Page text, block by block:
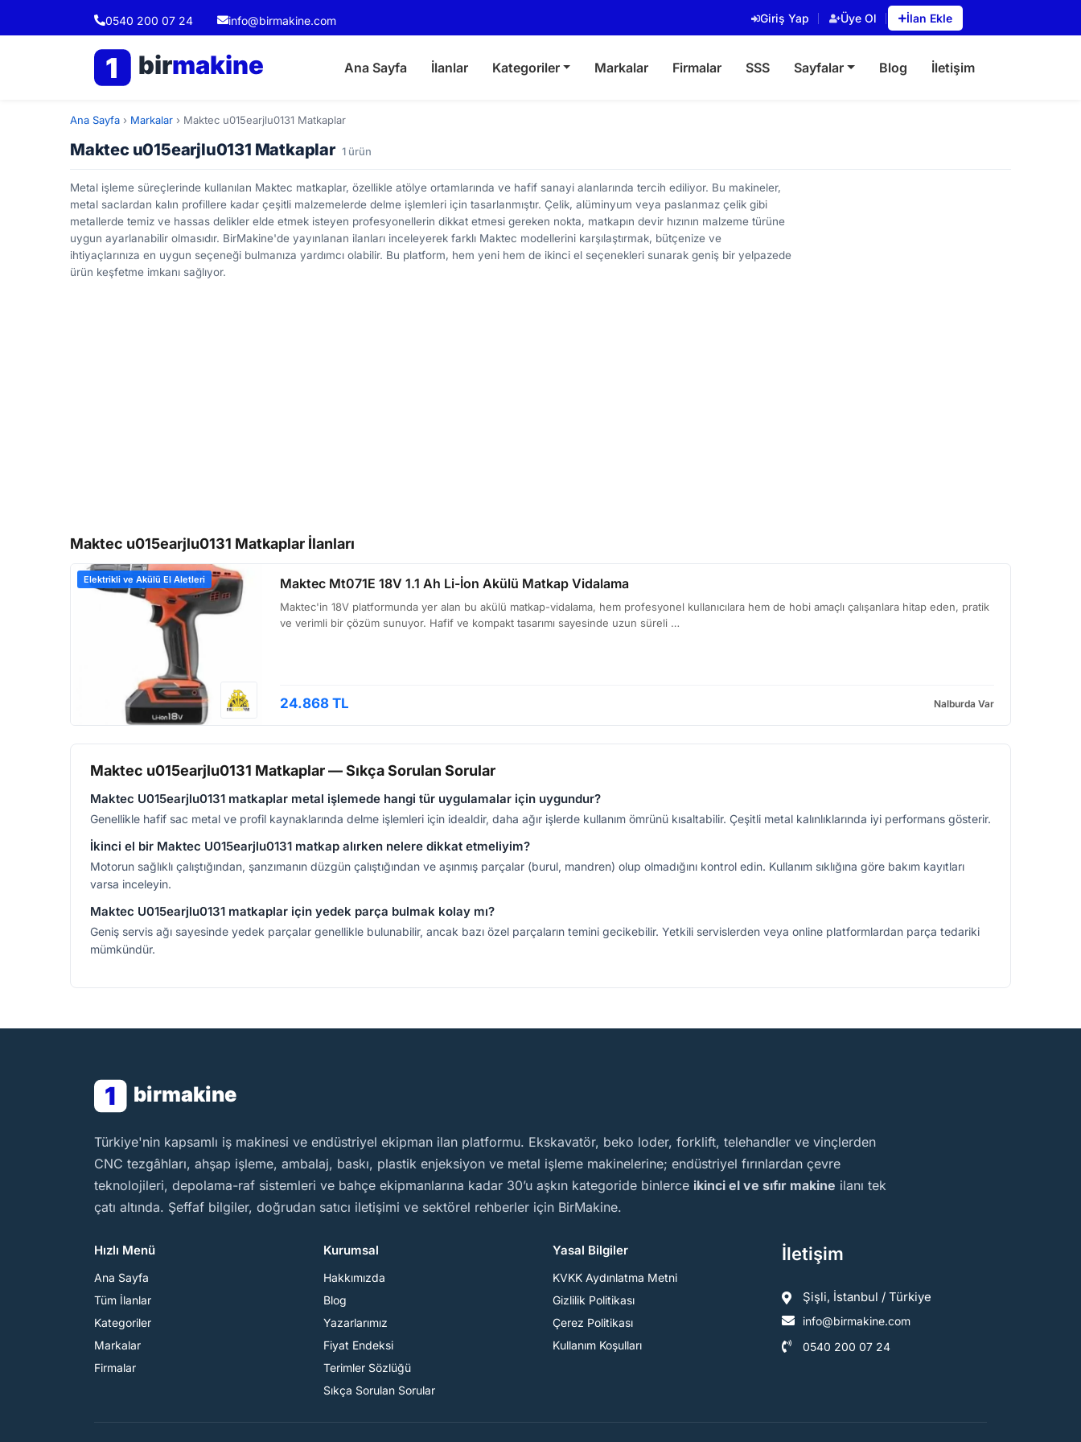
0540 200 07 24 info@birmakine.com Giriş Yap Üye Ol İlan Ekle
1 birmakine Ana Sayfa İlanlar Kategoriler Markalar Firmalar SSS Sayfalar Blog İletişim
Ana Sayfa › Markalar › Maktec u015earjlu0131 Matkaplar
Maktec u015earjlu0131 Matkaplar 1 ürün
Metal işleme süreçlerinde kullanılan Maktec matkaplar, özellikle atölye ortamlarında ve hafif sanayi alanlarında tercih ediliyor. Bu makineler,
metal saclardan kalın profillere kadar çeşitli malzemelerde delme işlemleri için tasarlanmıştır. Çelik, alüminyum veya paslanmaz çelik gibi
metallerde temiz ve hassas delikler elde etmek isteyen profesyonellerin dikkat etmesi gereken nokta, matkapın devir hızının malzeme türüne
uygun ayarlanabilir olmasıdır. BirMakine'de yayınlanan ilanları inceleyerek farklı Maktec modellerini karşılaştırmak, bütçenize ve
ihtiyaçlarınıza en uygun seçeneği bulmanıza yardımcı olabilir. Bu platform, hem yeni hem de ikinci el seçenekleri sunarak geniş bir yelpazede
ürün keşfetme imkanı sağlıyor.
Maktec u015earjlu0131 Matkaplar İlanları
Elektrikli ve Akülü El Aletleri Maktec Mt071E 18V 1.1 Ah Li-İon Akülü Matkap Vidalama
Maktec'in 18V platformunda yer alan bu akülü matkap-vidalama, hem profesyonel kullanıcılara hem de hobi amaçlı çalışanlara hitap eden, pratik
ve verimli bir çözüm sunuyor. Hafif ve kompakt tasarımı sayesinde uzun süreli …
24.868 TL Nalburda Var
Maktec u015earjlu0131 Matkaplar — Sıkça Sorulan Sorular
Maktec U015earjlu0131 matkaplar metal işlemede hangi tür uygulamalar için uygundur?
Genellikle hafif sac metal ve profil kaynaklarında delme işlemleri için idealdir, daha ağır işlerde kullanım ömrünü kısaltabilir. Çeşitli metal kalınlıklarında iyi performans gösterir.
İkinci el bir Maktec U015earjlu0131 matkap alırken nelere dikkat etmeliyim?
Motorun sağlıklı çalıştığından, şanzımanın düzgün çalıştığından ve aşınmış parçalar (burul, mandren) olup olmadığını kontrol edin. Kullanım sıklığına göre bakım kayıtları
varsa inceleyin.
Maktec U015earjlu0131 matkaplar için yedek parça bulmak kolay mı?
Geniş servis ağı sayesinde yedek parçalar genellikle bulunabilir, ancak bazı özel parçaların temini gecikebilir. Yetkili servislerden veya online platformlardan parça tedariki
mümkündür.
1 birmakine
BirMakine
Türkiye'nin kapsamlı iş makinesi ve endüstriyel ekipman ilan platformu. Ekskavatör, beko loder, forklift, telehandler ve vinçlerden
CNC tezgâhları, ahşap işleme, ambalaj, baskı, plastik enjeksiyon ve metal işleme makinelerine; endüstriyel fırınlardan çevre
teknolojileri, depolama-raf sistemleri ve bahçe ekipmanlarına kadar 30’u aşkın kategoride binlerce ikinci el ve sıfır makine ilanı tek
çatı altında. Şeffaf bilgiler, doğrudan satıcı iletişimi ve sektörel rehberler için BirMakine.
Hızlı Menü
Ana Sayfa
Tüm İlanlar
Kategoriler
Markalar
Firmalar
Kurumsal
Hakkımızda
Blog
Yazarlarımız
Fiyat Endeksi
Terimler Sözlüğü
Sıkça Sorulan Sorular
Yasal Bilgiler
KVKK Aydınlatma Metni
Gizlilik Politikası
Çerez Politikası
Kullanım Koşulları
İletişim
Şişli, İstanbul / Türkiye
info@birmakine.com
0540 200 07 24